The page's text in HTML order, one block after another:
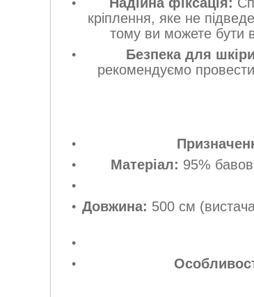
кріплення, яке не
тому ви можете бути
Безпека для
рекомендуємо
Матеріал: 95%
Довжина: 500 cм